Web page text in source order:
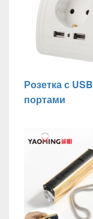
Розетка с USB
портами